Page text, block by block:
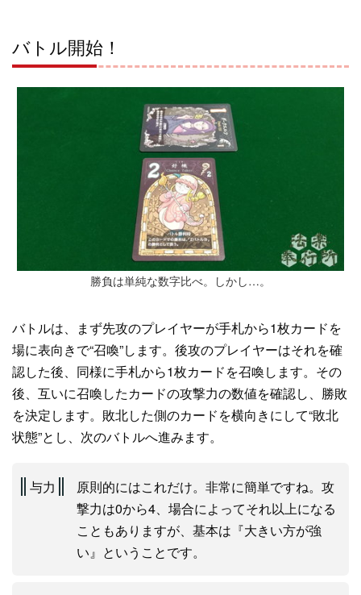
バトル開始！
勝負は単純な数字比べ。しかし…。
バトルは、まず先攻のプレイヤーが手札から1枚カードを
場に表向きで“召喚”します。後攻のプレイヤーはそれを確
認した後、同様に手札から1枚カードを召喚します。その
後、互いに召喚したカードの攻撃力の数値を確認し、勝敗
を決定します。敗北した側のカードを横向きにして“敗北
状態”とし、次のバトルへ進みます。
与力
原則的にはこれだけ。非常に簡単ですね。攻
撃力は0から4、場合によってそれ以上になる
こともありますが、基本は『大きい方が強
い』ということです。